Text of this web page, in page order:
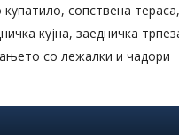
сопствена
кујна, заедничка
со лежалки и чадори